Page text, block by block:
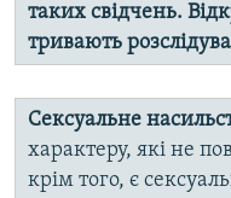
таких свідчень.
тривають
Сексуальне
характеру, які не
крім того, є